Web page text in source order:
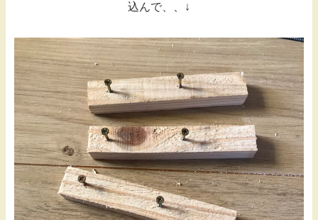
込んで、、↓